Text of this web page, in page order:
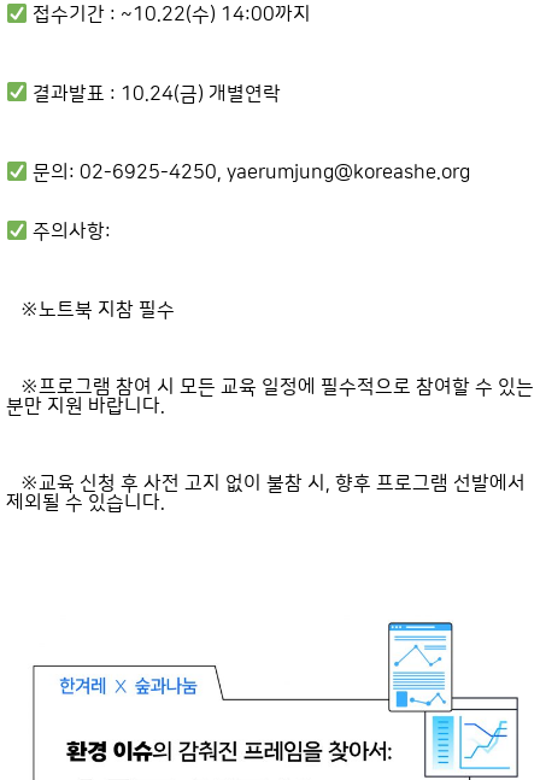
접수기간 : ~10.22(수) 14:00까지
결과발표 : 10.24(금) 개별연락
문의: 02-6925-4250, yaerumjung@koreashe.org
주의사항:
※노트북 지참 필수
※프로그램 참여 시 모든 교육 일정에 필수적으로 참여할 수 있는
분만 지원 바랍니다.
※교육 신청 후 사전 고지 없이 불참 시, 향후 프로그램 선발에서
제외될 수 있습니다.